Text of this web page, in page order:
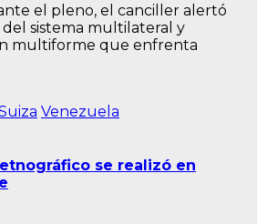
el pleno, el canciller alertó
sistema multilateral y
multiforme que enfrenta
Venezuela
se realizó en